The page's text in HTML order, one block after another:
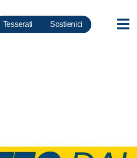
Tesserati Sostienici